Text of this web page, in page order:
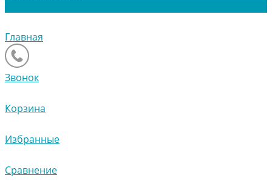
Главная
Звонок
Корзина
Избранные
Сравнение